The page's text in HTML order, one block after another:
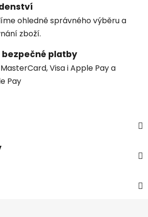
ohledně správného výběru a
zboží.
bezpečné platby
Visa i Apple Pay a
Pay